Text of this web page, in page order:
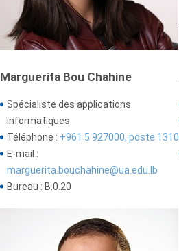
Marguerita Bou Chahine
Spécialiste des applications
informatiques
Téléphone : +961 5 927000, poste 1310
E-mail :
marguerita.bouchahine@ua.edu.lb
Bureau : B.0.20